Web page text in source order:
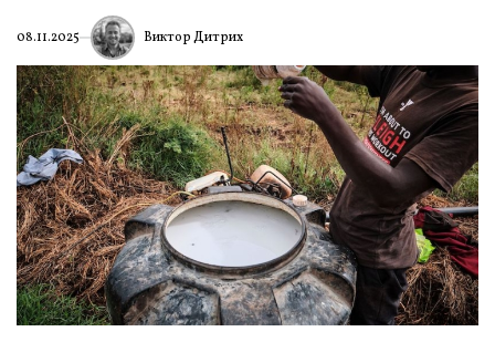
08.11.2025 Виктор Дитрих